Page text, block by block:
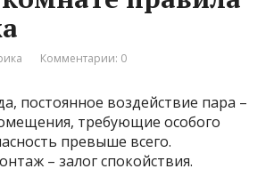
Комментарии: 0
постоянное воздействие пара –
требующие особого
превыше всего.
– залог спокойствия.